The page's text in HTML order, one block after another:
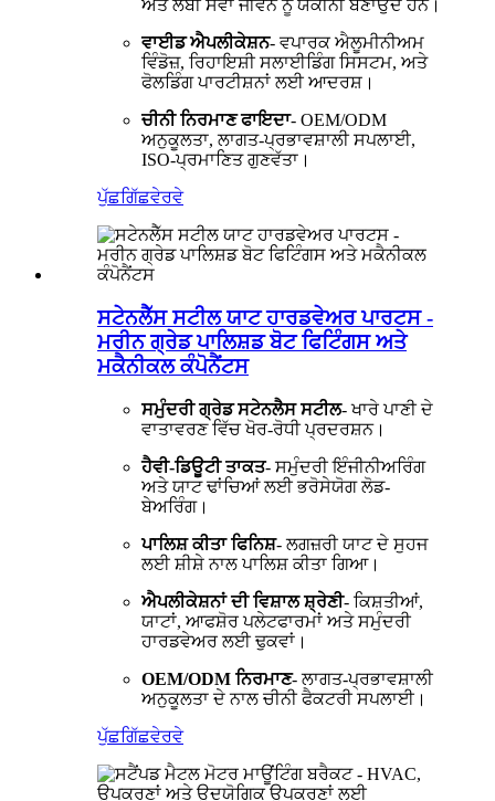
ਅਤੇ ਲੰਬੀ ਸੇਵਾ ਜੀਵਨ ਨੂੰ ਯਕੀਨੀ ਬਣਾਉਂਦੇ ਹਨ।
ਵਾਈਡ ਐਪਲੀਕੇਸ਼ਨ- ਵਪਾਰਕ ਐਲੂਮੀਨੀਅਮ
ਵਿੰਡੋਜ਼, ਰਿਹਾਇਸ਼ੀ ਸਲਾਈਡਿੰਗ ਸਿਸਟਮ, ਅਤੇ
ਫੋਲਡਿੰਗ ਪਾਰਟੀਸ਼ਨਾਂ ਲਈ ਆਦਰਸ਼।
ਚੀਨੀ ਨਿਰਮਾਣ ਫਾਇਦਾ- OEM/ODM
ਅਨੁਕੂਲਤਾ, ਲਾਗਤ-ਪ੍ਰਭਾਵਸ਼ਾਲੀ ਸਪਲਾਈ,
ISO-ਪ੍ਰਮਾਣਿਤ ਗੁਣਵੱਤਾ।
ਪੁੱਛਗਿੱਛਵੇਰਵੇ
ਸਟੇਨਲੈੱਸ ਸਟੀਲ ਯਾਟ ਹਾਰਡਵੇਅਰ ਪਾਰਟਸ -
ਮਰੀਨ ਗ੍ਰੇਡ ਪਾਲਿਸ਼ਡ ਬੋਟ ਫਿਟਿੰਗਸ ਅਤੇ
ਮਕੈਨੀਕਲ ਕੰਪੋਨੈਂਟਸ
ਸਮੁੰਦਰੀ ਗ੍ਰੇਡ ਸਟੇਨਲੈਸ ਸਟੀਲ- ਖਾਰੇ ਪਾਣੀ ਦੇ
ਵਾਤਾਵਰਣ ਵਿੱਚ ਖੋਰ-ਰੋਧੀ ਪ੍ਰਦਰਸ਼ਨ।
ਹੈਵੀ-ਡਿਊਟੀ ਤਾਕਤ- ਸਮੁੰਦਰੀ ਇੰਜੀਨੀਅਰਿੰਗ
ਅਤੇ ਯਾਟ ਢਾਂਚਿਆਂ ਲਈ ਭਰੋਸੇਯੋਗ ਲੋਡ-
ਬੇਅਰਿੰਗ।
ਪਾਲਿਸ਼ ਕੀਤਾ ਫਿਨਿਸ਼- ਲਗਜ਼ਰੀ ਯਾਟ ਦੇ ਸੁਹਜ
ਲਈ ਸ਼ੀਸ਼ੇ ਨਾਲ ਪਾਲਿਸ਼ ਕੀਤਾ ਗਿਆ।
ਐਪਲੀਕੇਸ਼ਨਾਂ ਦੀ ਵਿਸ਼ਾਲ ਸ਼੍ਰੇਣੀ- ਕਿਸ਼ਤੀਆਂ,
ਯਾਟਾਂ, ਆਫਸ਼ੋਰ ਪਲੇਟਫਾਰਮਾਂ ਅਤੇ ਸਮੁੰਦਰੀ
ਹਾਰਡਵੇਅਰ ਲਈ ਢੁਕਵਾਂ।
OEM/ODM ਨਿਰਮਾਣ- ਲਾਗਤ-ਪ੍ਰਭਾਵਸ਼ਾਲੀ
ਅਨੁਕੂਲਤਾ ਦੇ ਨਾਲ ਚੀਨੀ ਫੈਕਟਰੀ ਸਪਲਾਈ।
ਪੁੱਛਗਿੱਛਵੇਰਵੇ